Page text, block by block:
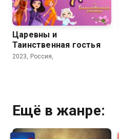
Царевны и
Таинственная гостья
2023, Россия,
Ещё в жанре: